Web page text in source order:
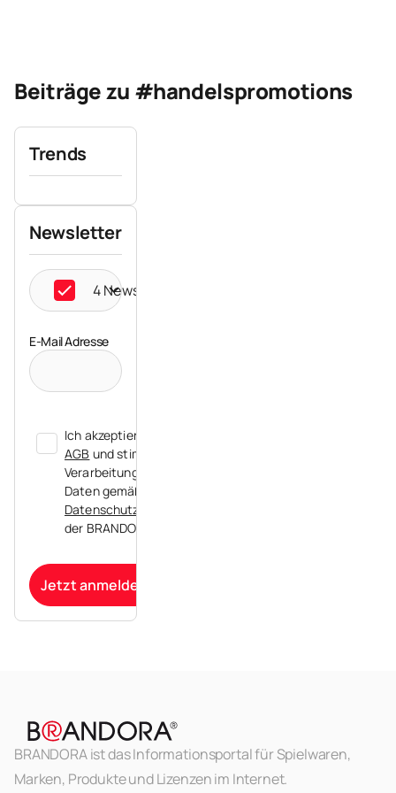
Beiträge zu #handelspromotions
Trends
Newsletter
4 Newsletter ausgewählt
E-Mail Adresse
Ich akzeptiere die
AGB und stimme der
Verarbeitung meiner
Daten gemäß der
Datenschutzerklärung
der BRANDORA zu.
Jetzt anmelden
BRANDORA ist das Informationsportal für Spielwaren,
Marken, Produkte und Lizenzen im Internet.